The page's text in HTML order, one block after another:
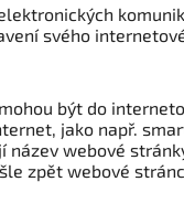
svého
být do
jako např.
webové
zpět webové